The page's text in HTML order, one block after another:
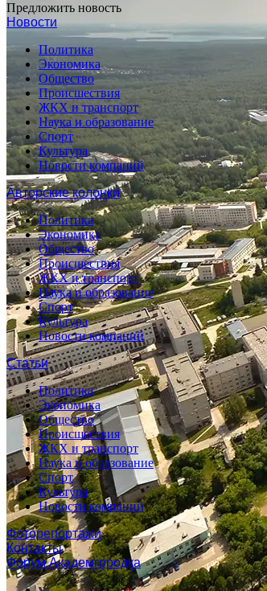
Предложить новость
Новости
Политика
Экономика
Общество
Происшествия
ЖКХ и транспорт
Наука и образование
Спорт
Культура
Новости компаний
Авторские колонки
Политика
Экономика
Общество
Происшествия
ЖКХ и транспорт
Наука и образование
Спорт
Культура
Новости компаний
Статьи
Политика
Экономика
Общество
Происшествия
ЖКХ и транспорт
Наука и образование
Спорт
Культура
Новости компаний
Фоторепортажи
Контакты
Форум Академгородка